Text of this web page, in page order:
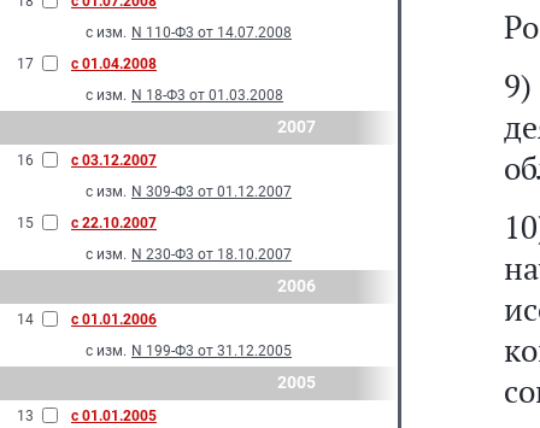
с изм. N 110-Ф3 от 14.07.2008
17
с 01.04.2008
с изм. N 18-Ф3 от 01.03.2008
2007
16
с 03.12.2007
с изм. N 309-Ф3 от 01.12.2007
15
с 22.10.2007
с изм. N 230-Ф3 от 18.10.2007
2006
14
с 01.01.2006
с изм. N 199-Ф3 от 31.12.2005
2005
13
с 01.01.2005